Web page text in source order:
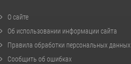
О сайте
Об использовании информации сайта
Правила обработки персональных данных
Сообщить об ошибках